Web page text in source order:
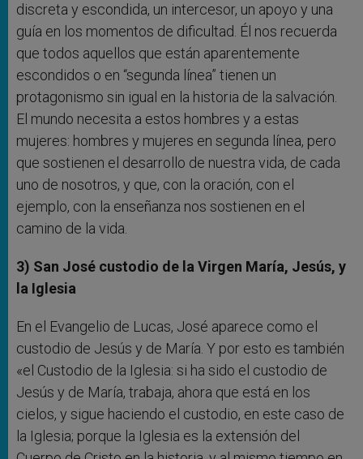
discreta y escondida, un intercesor, un apoyo y una
guía en los momentos de dificultad. Él nos recuerda
que todos aquellos que están aparentemente
escondidos o en “segunda línea” tienen un
protagonismo sin igual en la historia de la salvación.
El mundo necesita a estos hombres y a estas
mujeres: hombres y mujeres en segunda línea, pero
que sostienen el desarrollo de nuestra vida, de cada
uno de nosotros, y que, con la oración, con el
ejemplo, con la enseñanza nos sostienen en el
camino de la vida.
3) San José custodio de la Virgen María, Jesús, y
la Iglesia
En el Evangelio de Lucas, José aparece como el
custodio de Jesús y de María. Y por esto es también
«el Custodio de la Iglesia: si ha sido el custodio de
Jesús y de María, trabaja, ahora que está en los
cielos, y sigue haciendo el custodio, en este caso de
la Iglesia; porque la Iglesia es la extensión del